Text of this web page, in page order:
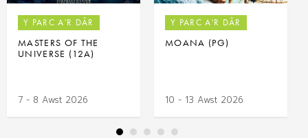
Y PARC A'R DÂR
MASTERS OF THE
UNIVERSE (12A)
7 - 8 Awst 2026
Y PARC A'R DÂR
MOANA (PG)
10 - 13 Awst 2026